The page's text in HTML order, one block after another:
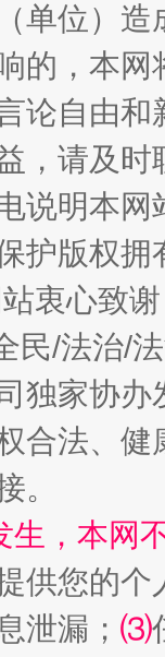
一
从幼
单位）
的，本
论自由
，请及
说明本
护版权
衷心致
民/法治/
独家协
合法、
。
生，本网
供您的个
泄漏； ⑶